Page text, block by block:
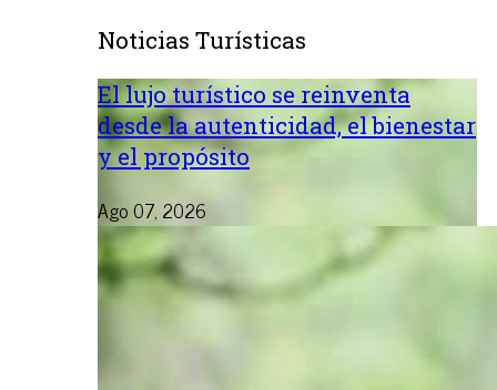
Noticias Turísticas
El lujo turístico se reinventa
desde la autenticidad, el bienestar
y el propósito
Ago 07, 2026